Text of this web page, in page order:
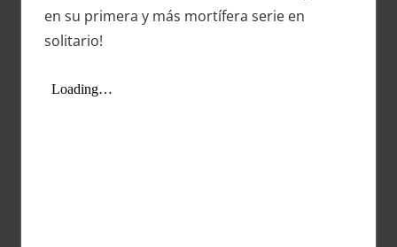
en su primera y más mortífera serie en
solitario!